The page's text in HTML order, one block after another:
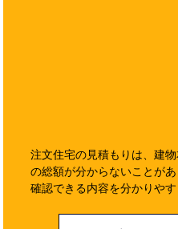
注文住宅の見積もりは、建
の総額が分からないことが
確認できる内容を分かりやす